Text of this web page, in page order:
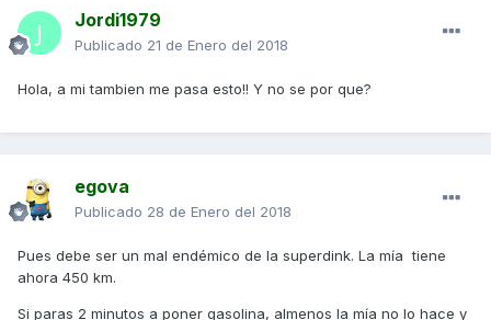
Jordi1979
Publicado 21 de Enero del 2018
Hola, a mi tambien me pasa esto!! Y no se por que?
egova
Publicado 28 de Enero del 2018
Pues debe ser un mal endémico de la superdink. La mía tiene
ahora 450 km.
Si paras 2 minutos a poner gasolina, almenos la mía no lo hace y